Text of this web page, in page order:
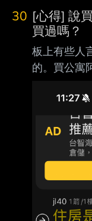
衛浴廚房換
聽同事新房
麼也是要一
師佔了大頭
的經驗參考
主要就是
去報價 不
30 [心得] 說
買過嗎？
板上有些人
的。買公寓
一間新北
貸款成數
坪兩房。
稅等裡哩
月繳7000
但是前兩
600多賣，
同事介紹，